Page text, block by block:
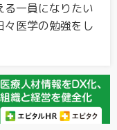
る一員になりたい
々医学の勉強をし